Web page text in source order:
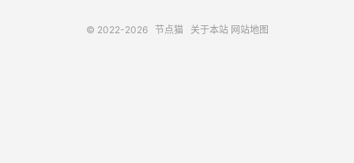
© 2022-2026 节点猫 关于本站 网站地图